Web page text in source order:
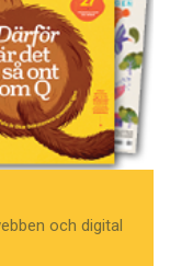
och digital